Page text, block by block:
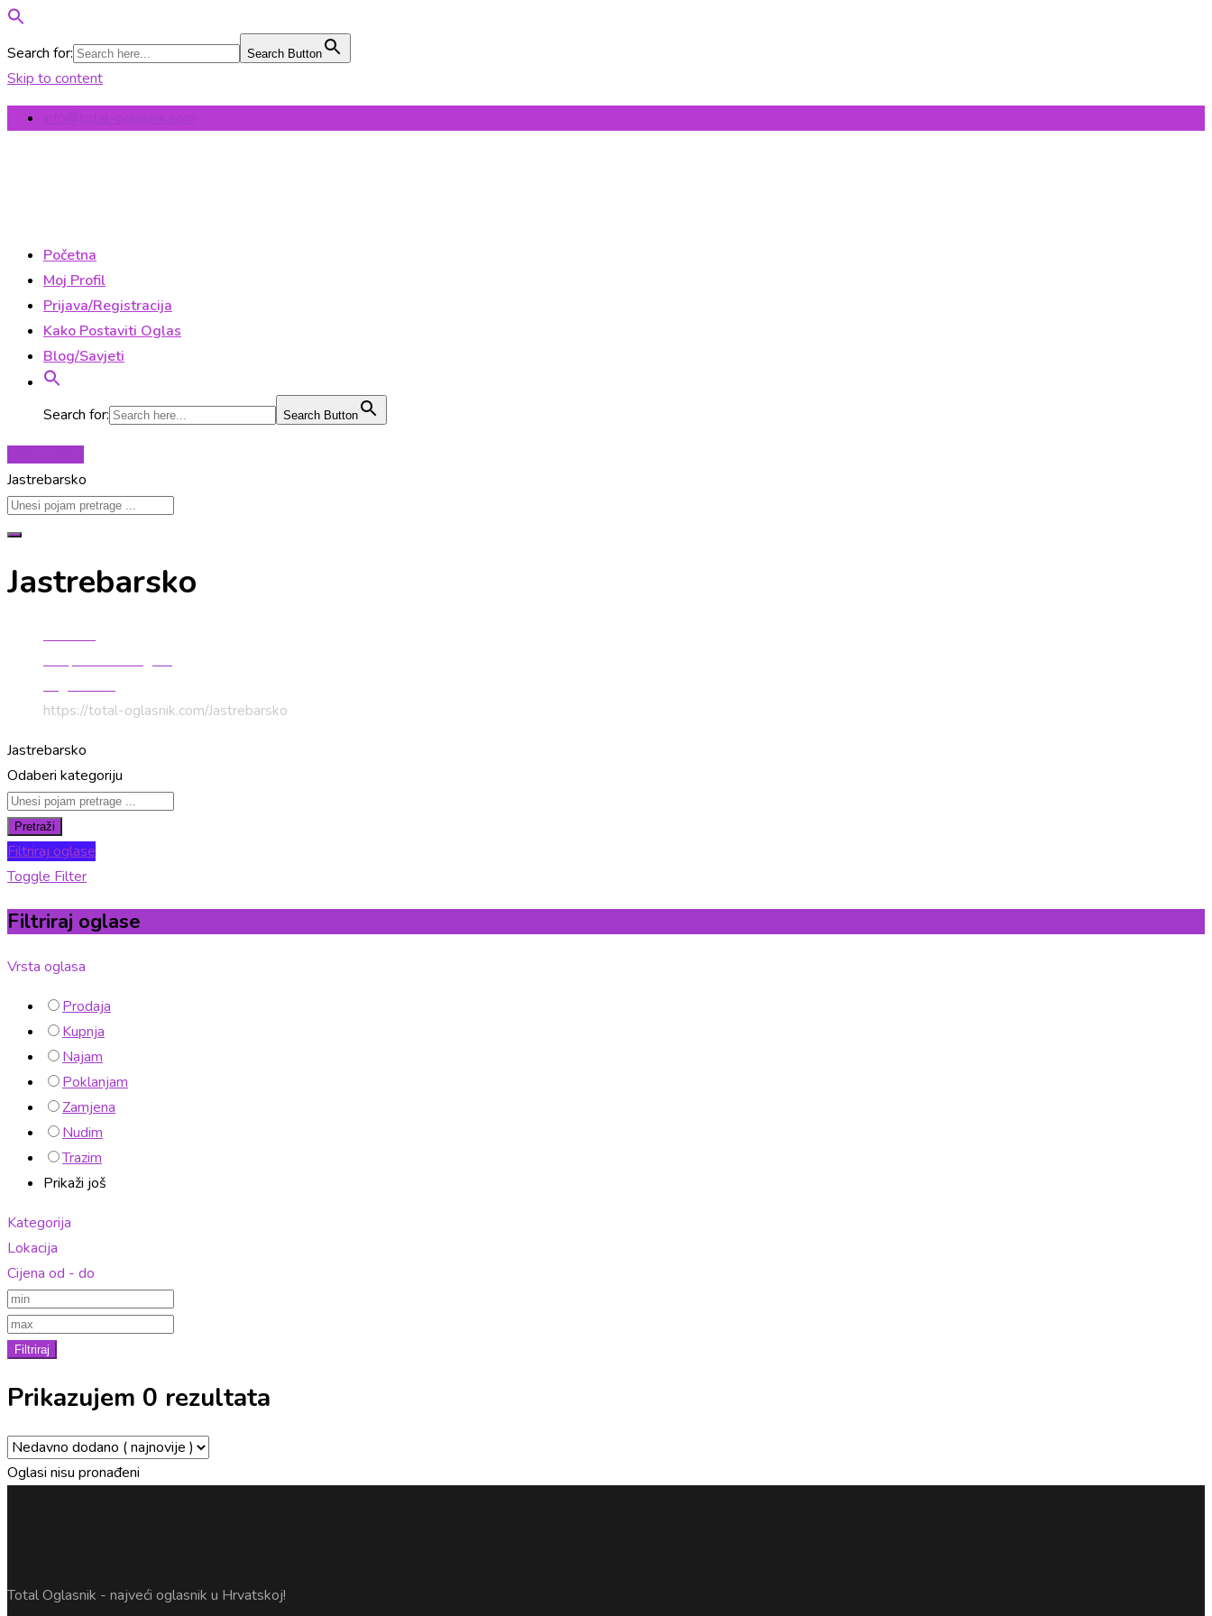
Search for: Search Button
Skip to content
Početna
Moj Profil
Prijava/Registracija
Kako Postaviti Oglas
Blog/Savjeti
Search for: Search Button
Jastrebarsko
Jastrebarsko
https://total-oglasnik.com/Jastrebarsko
Jastrebarsko
Odaberi kategoriju
Pretraži
Filtriraj oglase
Toggle Filter
Filtriraj oglase
Vrsta oglasa
Prodaja
Kupnja
Najam
Poklanjam
Zamjena
Nudim
Trazim
Prikaži još
Kategorija
Lokacija
Cijena od - do
Filtriraj
Prikazujem 0 rezultata
Oglasi nisu pronađeni
Total Oglasnik - najveći oglasnik u Hrvatskoj!